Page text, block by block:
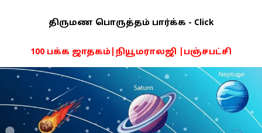
திருமண பொருத்தம் பார்க்க - Click
100 பக்க ஜாதகம்|நியூமராலஜி |பஞ்சபட்சி
PDF -72மட்டும் -Click